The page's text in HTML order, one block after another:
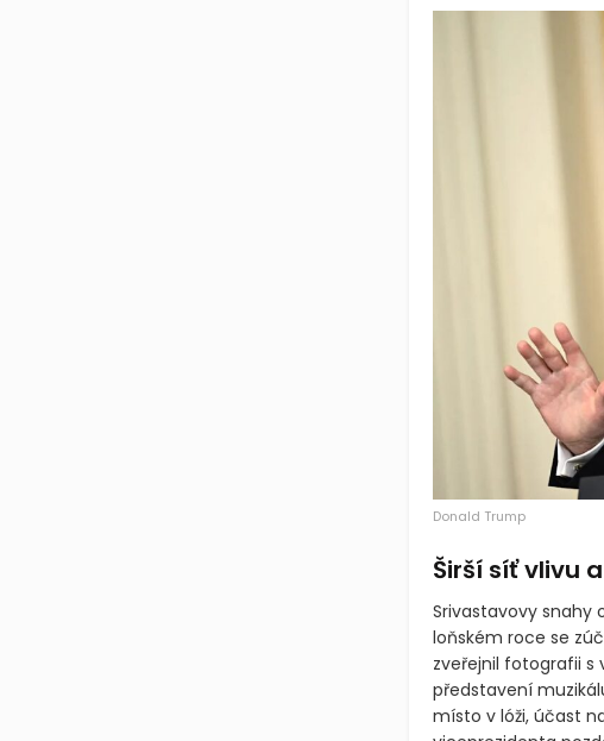
Donald Trump
Širší síť vlivu
Srivastavovy snahy
loňském roce se
zveřejnil fotografii s
představení
místo v lóži, účast